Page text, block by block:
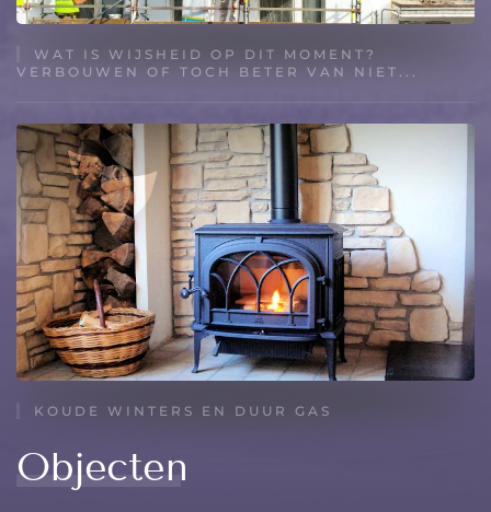
WAT IS WIJSHEID OP DIT MOMENT?
VERBOUWEN OF TOCH BETER VAN NIET...
KOUDE WINTERS EN DUUR GAS
Objecten